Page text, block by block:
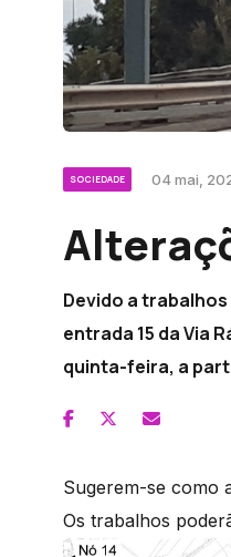
SOCIEDADE 04 mai,
Devido a
entrada 15 da Via
quinta-feira, a
Sugerem-se como
Os trabalhos